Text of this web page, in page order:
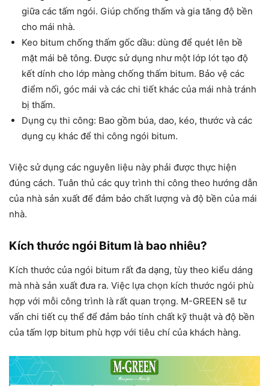
giữa các tấm ngói. Giúp chống thấm và gia tăng độ bền
cho mái nhà.
Keo bitum chống thấm gốc dầu: dùng để quét lên bề
mặt mái bê tông. Được sử dụng như một lớp lót tạo độ
kết dính cho lớp màng chống thấm bitum. Bảo vệ các
điểm nối, góc mái và các chi tiết khác của mái nhà tránh
bị thấm.
Dụng cụ thi công: Bao gồm búa, dao, kéo, thước và các
dụng cụ khác để thi công ngói bitum.
Việc sử dụng các nguyên liệu này phải được thực hiện
đúng cách. Tuân thủ các quy trình thi công theo hướng dẫn
của nhà sản xuất để đảm bảo chất lượng và độ bền của mái
nhà.
Kích thước ngói Bitum là bao nhiêu?
Kích thước của ngói bitum rất đa dạng, tùy theo kiểu dáng
mà nhà sản xuất đưa ra. Việc lựa chọn kích thước ngói phù
hợp với mỗi công trình là rất quan trọng. M-GREEN sẽ tư
vấn chi tiết cụ thể để đảm bảo tính chất kỹ thuật và độ bền
của tấm lợp bitum phù hợp với tiêu chí của khách hàng.